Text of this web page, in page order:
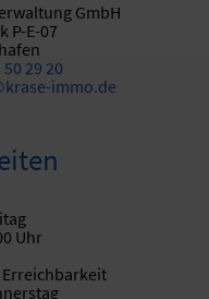
GmbH
P-E-07
29 20
immo.de
Uhr